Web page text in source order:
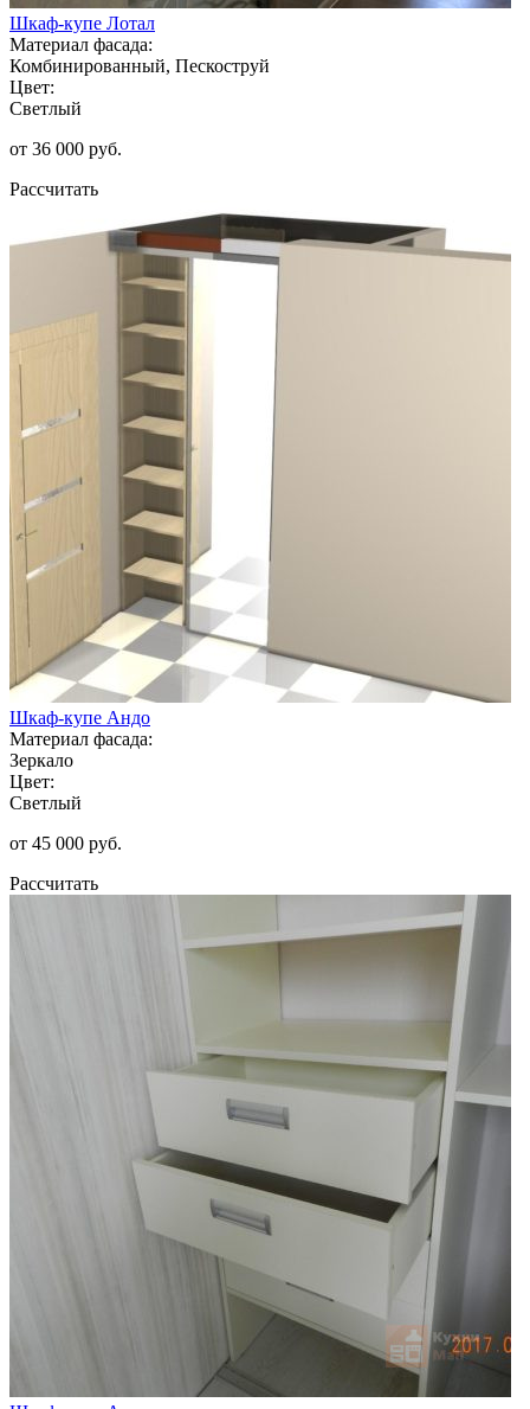
Шкаф-купе Лотал
Материал фасада:
Комбинированный, Пескоструй
Цвет:
Светлый
от 36 000 руб.
Рассчитать
Шкаф-купе Андо
Материал фасада:
Зеркало
Цвет:
Светлый
от 45 000 руб.
Рассчитать